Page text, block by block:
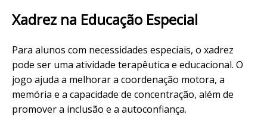
Xadrez na Educação Especial
Para alunos com necessidades especiais, o xadrez
pode ser uma atividade terapêutica e educacional. O
jogo ajuda a melhorar a coordenação motora, a
memória e a capacidade de concentração, além de
promover a inclusão e a autoconfiança.